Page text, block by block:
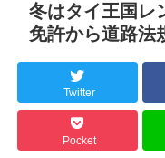
冬はタイ王国レ
免許から道路法
Twitter
Pocket